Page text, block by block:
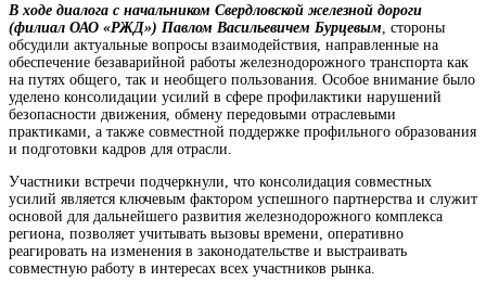
В ходе диалога с начальником Свердловской железной дороги
(филиал ОАО «РЖД») Павлом Васильевичем Бурцевым , стороны
обсудили актуальные вопросы взаимодействия, направленные на
обеспечение безаварийной работы железнодорожного транспорта как
на путях общего, так и необщего пользования. Особое внимание было
уделено консолидации усилий в сфере профилактики нарушений
безопасности движения, обмену передовыми отраслевыми
практиками, а также совместной поддержке профильного образования
и подготовки кадров для отрасли.
Участники встречи подчеркнули, что консолидация совместных
усилий является ключевым фактором успешного партнерства и служит
основой для дальнейшего развития железнодорожного комплекса
региона, позволяет учитывать вызовы времени, оперативно
реагировать на изменения в законодательстве и выстраивать
совместную работу в интересах всех участников рынка.